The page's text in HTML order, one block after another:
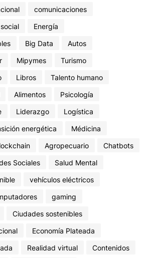
comunicaciones
Energía
Big Data
Autos
Mipymes
Turismo
Libros
Talento humano
Alimentos
Psicología
Liderazgo
Logística
energética
Médicina
Agropecuario
Chatbots
Sociales
Salud Mental
vehículos eléctricos
gaming
Ciudades sostenibles
Economía Plateada
Realidad virtual
Contenidos